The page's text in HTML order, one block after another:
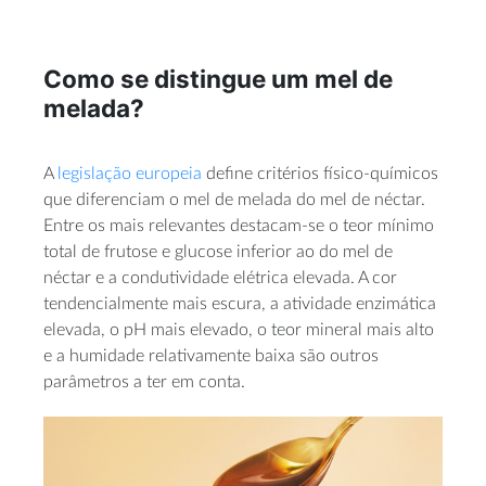
Como se distingue um mel de
melada?
A legislação europeia define critérios físico-químicos
que diferenciam o mel de melada do mel de néctar.
Entre os mais relevantes destacam-se o teor mínimo
total de frutose e glucose inferior ao do mel de
néctar e a condutividade elétrica elevada. A cor
tendencialmente mais escura, a atividade enzimática
elevada, o pH mais elevado, o teor mineral mais alto
e a humidade relativamente baixa são outros
parâmetros a ter em conta.